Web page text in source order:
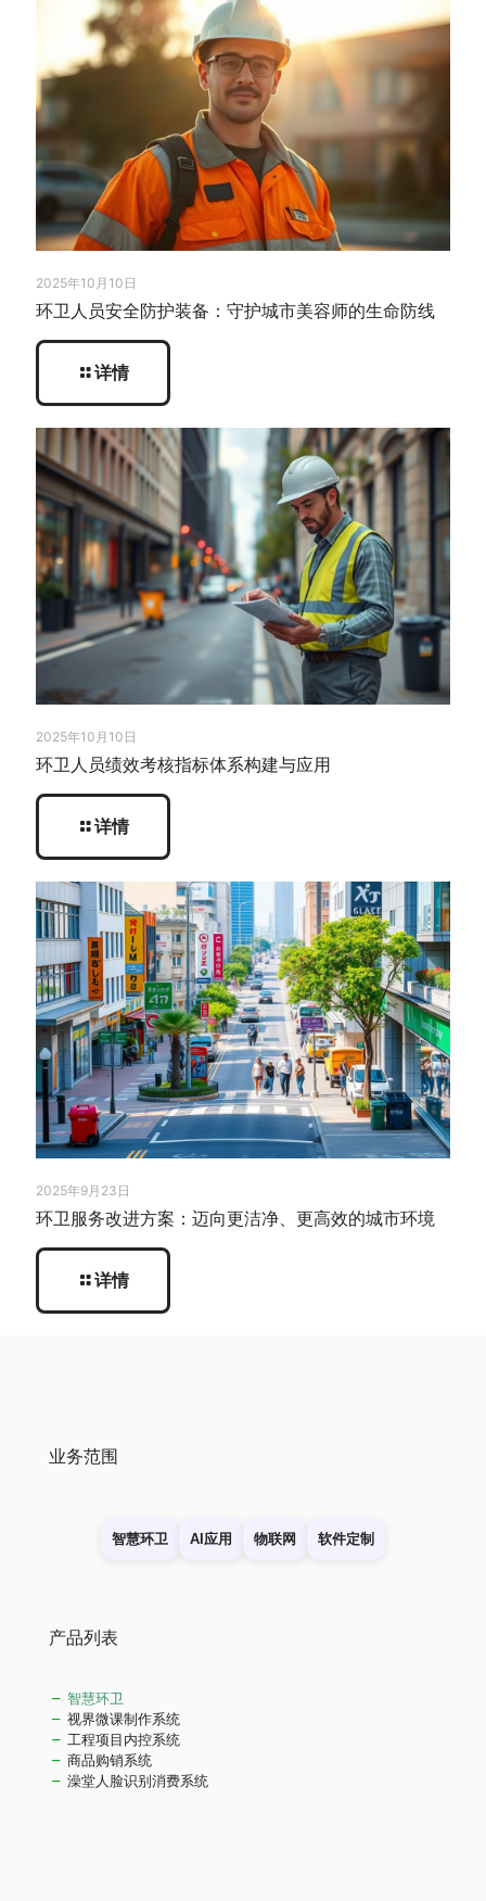
2025年10月10日
环卫人员安全防护装备：守护城市美容师的生命防线
详情
2025年10月10日
环卫人员绩效考核指标体系构建与应用
详情
2025年9月23日
环卫服务改进方案：迈向更洁净、更高效的城市环境
详情
业务范围
智慧环卫 AI应用 物联网 软件定制
产品列表
智慧环卫
视界微课制作系统
工程项目内控系统
商品购销系统
澡堂人脸识别消费系统